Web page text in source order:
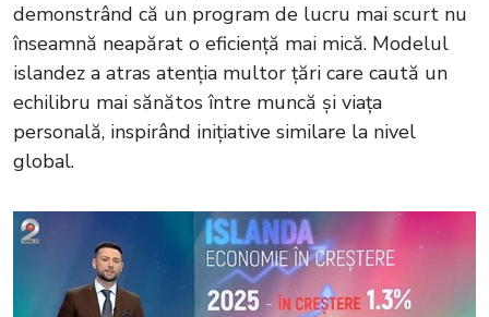
demonstrând că un program de lucru mai scurt nu
înseamnă neapărat o eficiență mai mică. Modelul
islandez a atras atenția multor țări care caută un
echilibru mai sănătos între muncă și viața
personală, inspirând inițiative similare la nivel
global.